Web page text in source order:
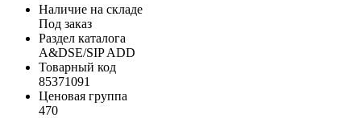
Наличие на складе
Под заказ
Раздел каталога
A&DSE/SIP ADD
Товарный код
85371091
Ценовая группа
470